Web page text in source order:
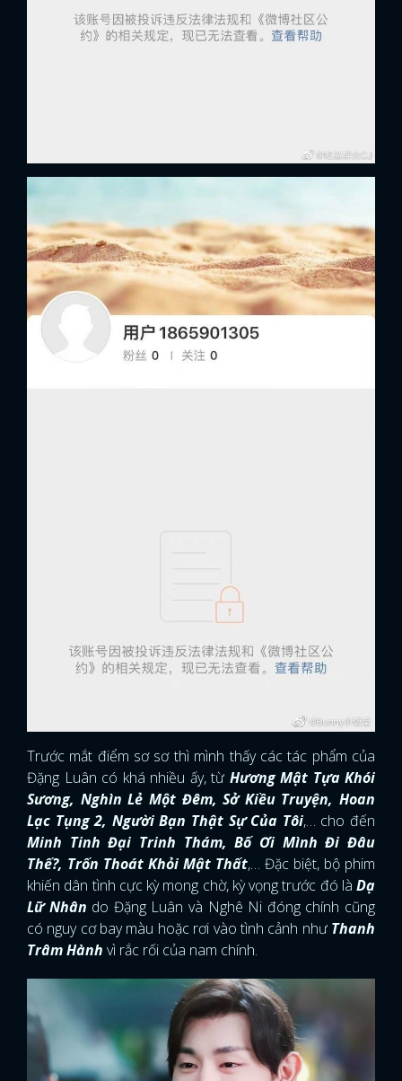
x
ĐĂNG NHẬP
Trước mắt điểm sơ sơ thì mình thấy các tác phẩm của
Đặng Luân có khá nhiều ấy, từ Hương Mật Tựa Khói
Sương, Nghìn Lẻ Một Đêm, Sở Kiều Truyện, Hoan
Lạc Tụng 2, Người Bạn Thật Sự Của Tôi,… cho đến
Minh Tinh Đại Trinh Thám, Bố Ơi Mình Đi Đâu
Thế?, Trốn Thoát Khỏi Mật Thất,… Đặc biệt, bộ phim
khiến dân tình cực kỳ mong chờ, kỳ vọng trước đó là Dạ
Lữ Nhân do Đặng Luân và Nghê Ni đóng chính cũng
có nguy cơ bay màu hoặc rơi vào tình cảnh như Thanh
Trâm Hành vì rắc rối của nam chính.